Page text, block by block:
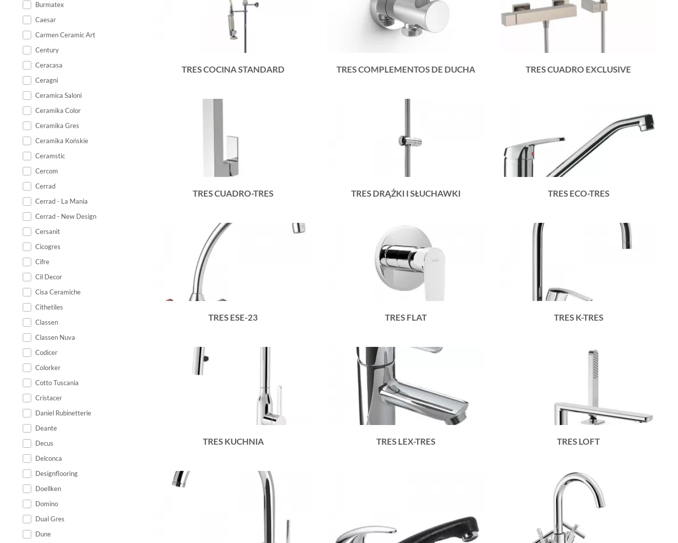
Burmatex
Caesar
Carmen Ceramic Art
Century
Ceracasa
Ceragni
Ceramica Saloni
Ceramika Color
Ceramika Gres
Ceramika Końskie
Ceramstic
Cercom
Cerrad
Cerrad - La Mania
Cerrad - New Design
Cersanit
Cicogres
Cifre
Cil Decor
Cisa Ceramiche
Cithetiles
Classen
Classen Nuva
Codicer
Colorker
Cotto Tuscania
Cristacer
Daniel Rubinetterie
Deante
Decus
Delconca
Designflooring
Doellken
Domino
Dual Gres
Dune
TRES COCINA STANDARD TRES COMPLEMENTOS DE DUCHA TRES CUADRO EXCLUSIVE
TRES CUADRO-TRES TRES DRĄŻKI I SŁUCHAWKI TRES ECO-TRES
TRES ESE-23 TRES FLAT TRES K-TRES
TRES KUCHNIA TRES LEX-TRES TRES LOFT